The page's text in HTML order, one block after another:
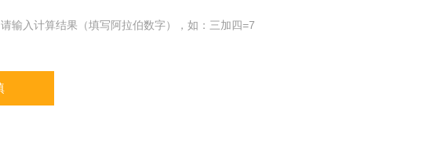
请输入计算结果（填写阿拉伯数字），如：三加四=7